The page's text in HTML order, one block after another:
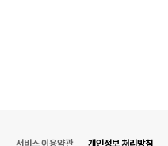
서비스 이용약관 개인정보 처리방침